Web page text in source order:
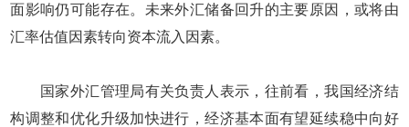
面影响仍可能存在。未来外汇储备回升的主要原因，或将由
汇率估值因素转向资本流入因素。
国家外汇管理局有关负责人表示，往前看，我国经济结
构调整和优化升级加快进行，经济基本面有望延续稳中向好